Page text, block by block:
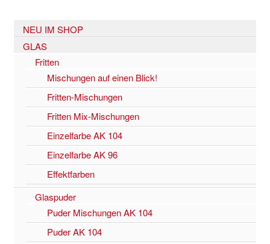
NEU IM SHOP
GLAS
Fritten
Mischungen auf einen Blick!
Fritten-Mischungen
Fritten Mix-Mischungen
Einzelfarbe AK 104
Einzelfarbe AK 96
Effektfarben
Glaspuder
Puder Mischungen AK 104
Puder AK 104